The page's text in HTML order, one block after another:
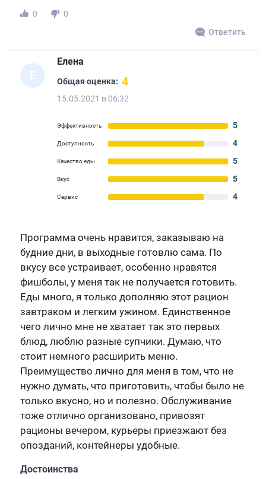
0
0
Ответить
Е
Елена
Общая оценка: 4
15.05.2021 в 06:32
Эффективность 5
Доступность 4
Качество еды 5
Вкус 5
Сервис 4
Программа очень нравится, заказываю на
будние дни, в выходные готовлю сама. По
вкусу все устраивает, особенно нравятся
фишболы, у меня так не получается готовить.
Еды много, я только дополняю этот рацион
завтраком и легким ужином. Единственное
чего лично мне не хватает так это первых
блюд, люблю разные супчики. Думаю, что
стоит немного расширить меню.
Преимущество лично для меня в том, что не
нужно думать, что приготовить, чтобы было не
только вкусно, но и полезно. Обслуживание
тоже отлично организовано, привозят
рационы вечером, курьеры приезжают без
опозданий, контейнеры удобные.
Достоинства